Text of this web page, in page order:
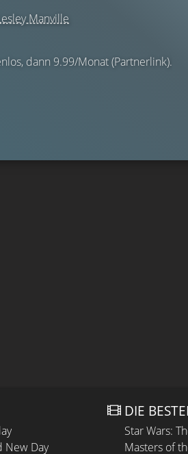
Manville
dann 9.99/Monat (Partnerlink).
New Day
DIE
Star Wars:
Masters of